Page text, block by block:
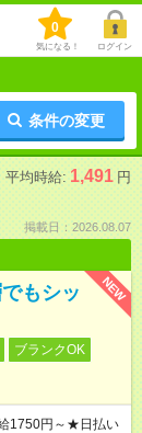
0
気になる！ ログイン
条件の変更
平均時給: 1,491 円
掲載日：2026.08.07
NEW
もシッ
ブランクOK
1750円～★日払い